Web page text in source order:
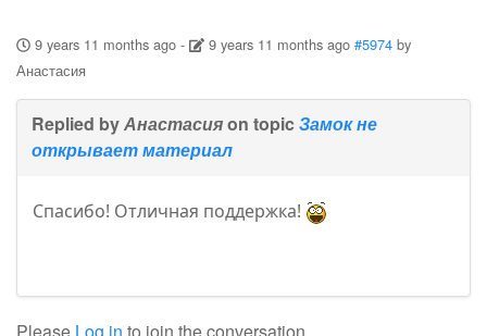
9 years 11 months ago- 9 years 11 months ago #5974 by
Анастасия
Replied byАнастасияon topic Замок не
открывает материал
Спасибо! Отличная поддержка!